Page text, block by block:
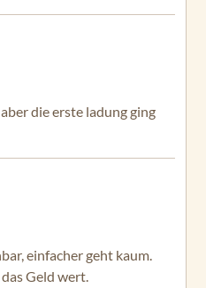
die erste ladung ging
einfacher geht kaum.
Geld wert.